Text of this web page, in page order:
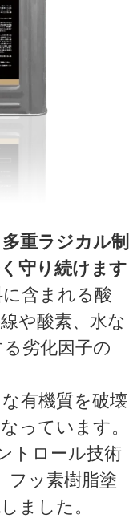
重ラジカル制
守り続けます
含まれる酸
や酸素、水な
劣化因子の
有機質を破壊
っています。
トロール技術
フッ素樹脂塗
ました。